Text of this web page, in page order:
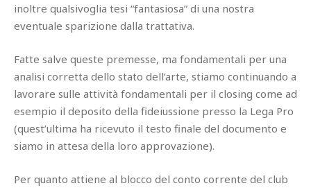
inoltre qualsivoglia tesi “fantasiosa” di una nostra
eventuale sparizione dalla trattativa.
Fatte salve queste premesse, ma fondamentali per una
analisi corretta dello stato dell’arte, stiamo continuando a
lavorare sulle attività fondamentali per il closing come ad
esempio il deposito della fideiussione presso la Lega Pro
(quest’ultima ha ricevuto il testo finale del documento e
siamo in attesa della loro approvazione).
Per quanto attiene al blocco del conto corrente del club